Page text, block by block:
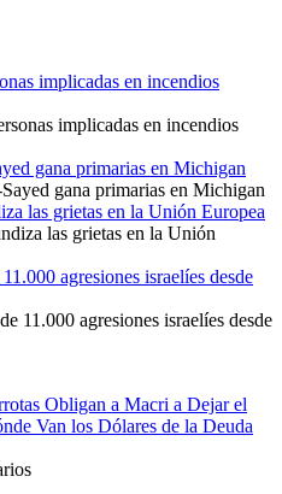
implicadas en incendios
gana primarias en Michigan
las grietas en la Unión Europea
agresiones israelíes desde
Obligan a Macri a Dejar el
Van los Dólares de la Deuda